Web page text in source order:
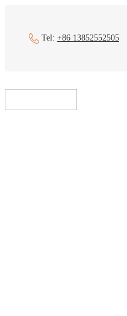
Tel: +86 13852552505